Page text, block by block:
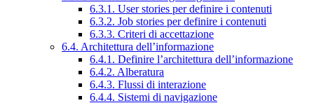
6.3.1. User stories per definire i contenuti
6.3.2. Job stories per definire i contenuti
6.3.3. Criteri di accettazione
6.4. Architettura dell’informazione
6.4.1. Definire l’architettura dell’informazione
6.4.2. Alberatura
6.4.3. Flussi di interazione
6.4.4. Sistemi di navigazione